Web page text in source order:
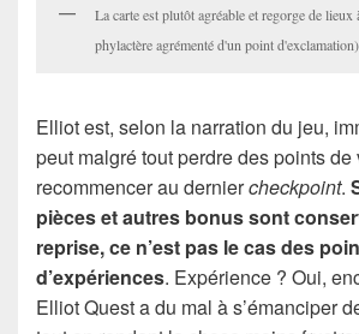
La carte est plutôt agréable et regorge de
phylactère agrémenté d'un point
Elliot est, selon la narration du jeu,
peut malgré tout perdre des points de
recommencer au derniercheckpoint.
pièces et autres bonus sont
reprise, ce n’est pas le cas des
d’expériences. Expérience ? Oui,
Elliot Quest a du mal à s’émanciper